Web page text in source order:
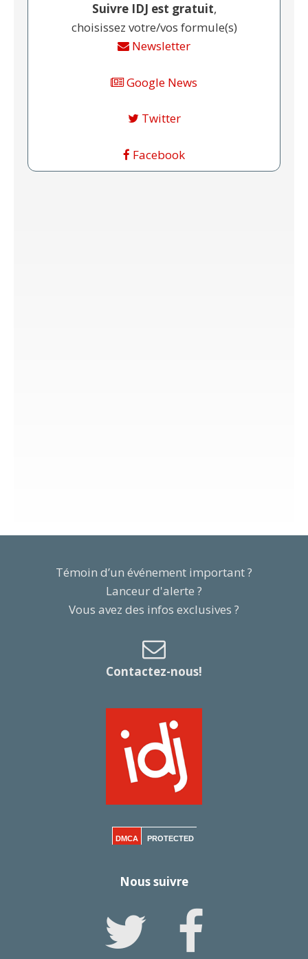
Suivre IDJ est gratuit,
choisissez votre/vos formule(s)
Newsletter
Google News
Twitter
Facebook
Témoin d’un événement important ?
Lanceur d'alerte ?
Vous avez des infos exclusives ?
Contactez-nous!
DMCA PROTECTED
Nous suivre